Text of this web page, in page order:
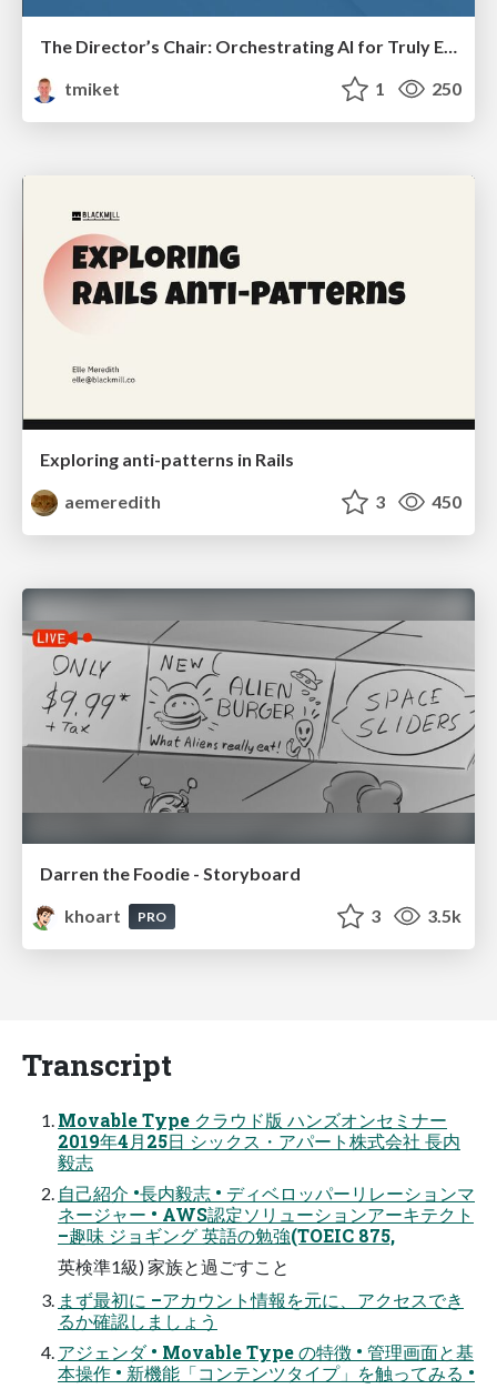
The Director’s Chair: Orchestrating AI for Truly Effective Learning
tmiket
1 250
Exploring anti-patterns in Rails
aemeredith
3 450
Darren the Foodie - Storyboard
khoart
PRO 3 3.5k
Transcript
Movable Type クラウド版 ハンズオンセミナー
2019年4月25日 シックス・アパート株式会社 長内
毅志
自己紹介 •長内毅志 • ディベロッパーリレーションマ
ネージャー • AWS認定ソリューションアーキテクト
–趣味 ジョギング 英語の勉強(TOEIC 875,
英検準1級) 家族と過ごすこと
まず最初に –アカウント情報を元に、アクセスでき
るか確認しましょう
アジェンダ • Movable Type の特徴 • 管理画面と基
本操作 • 新機能「コンテンツタイプ」を触ってみる •